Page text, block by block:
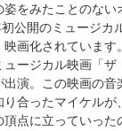
をみたことのな
公開のミュージカ
画化されています
ージカル映画「ザ
演。この映画の音
合ったマイケルが
点に立っていった